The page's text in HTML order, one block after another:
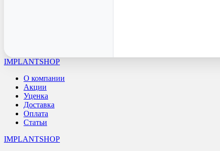
IMPLANTSHOP
О компании
Акции
Уценка
Доставка
Оплата
Статьи
IMPLANTSHOP